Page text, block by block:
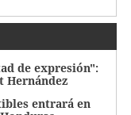
de expresión":
Hernández
entrará en